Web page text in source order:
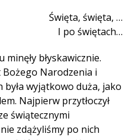
Święta, święta, …
I po świętach…
błyskawicznie.
Narodzenia i
wyjątkowo duża, jako
Najpierw przytłoczył
świątecznymi
zdążyliśmy po nich